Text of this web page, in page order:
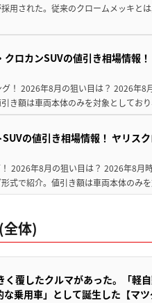
用された。従来のクロームメッキと
クロカンSUVの値引き相場情報
！ 2026年8月の狙い目は？ 2026年8
き額は車両本体のみを対象としてお
SUVの値引き相場情報！ ヤリス
2026年8月の狙い目は？ 2026年8月
式で紹介。値引き額は車両本体のみ
体)
覆したクルマがあった。「軽
乗用車」として誕生した【マツ